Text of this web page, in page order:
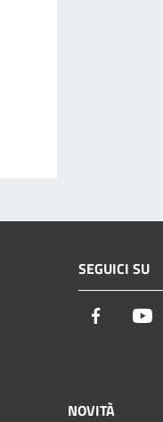
SEGUICI SU
Facebook
NOVITÀ